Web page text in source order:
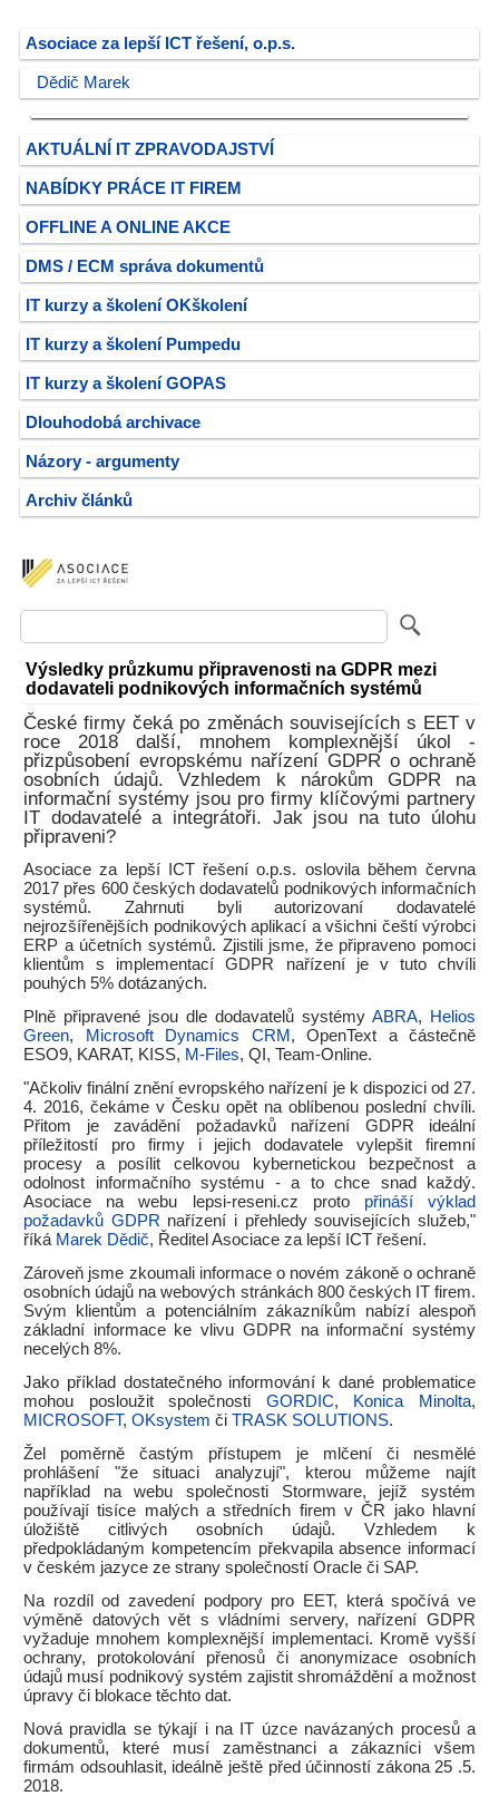
Asociace za lepší ICT řešení, o.p.s.
Dědič Marek
AKTUÁLNÍ IT ZPRAVODAJSTVÍ
NABÍDKY PRÁCE IT FIREM
OFFLINE A ONLINE AKCE
DMS / ECM správa dokumentů
IT kurzy a školení OKškolení
IT kurzy a školení Pumpedu
IT kurzy a školení GOPAS
Dlouhodobá archivace
Názory - argumenty
Archiv článků
Výsledky průzkumu připravenosti na GDPR mezi
dodavateli podnikových informačních systémů
České firmy čeká po změnách souvisejících s EET v
roce 2018 další, mnohem komplexnější úkol -
přizpůsobení evropskému nařízení GDPR o ochraně
osobních údajů. Vzhledem k nárokům GDPR na
informační systémy jsou pro firmy klíčovými partnery
IT dodavatelé a integrátoři. Jak jsou na tuto úlohu
připraveni?
Asociace za lepší ICT řešení o.p.s. oslovila během června
2017 přes 600 českých dodavatelů podnikových informačních
systémů. Zahrnuti byli autorizovaní dodavatelé
nejrozšířenějších podnikových aplikací a všichni čeští výrobci
ERP a účetních systémů. Zjistili jsme, že připraveno pomoci
klientům s implementací GDPR nařízení je v tuto chvíli
pouhých 5% dotázaných.
Plně připravené jsou dle dodavatelů systémy ABRA,
Helios
Green, Microsoft Dynamics CRM , OpenText a částečně
ESO9, KARAT, KISS, M-Files, QI, Team-Online.
"Ačkoliv finální znění evropského nařízení je k dispozici od 27.
4. 2016, čekáme v Česku opět na oblíbenou poslední chvíli.
Přitom je zavádění požadavků nařízení GDPR ideální
příležitostí pro firmy i jejich dodavatele vylepšit firemní
procesy a posílit celkovou kybernetickou bezpečnost a
odolnost informačního systému - a to chce snad každý.
Asociace na webu lepsi-reseni.cz proto přináší výklad
požadavků GDPR nařízení i přehledy souvisejících služeb,"
říká Marek Dědič, Ředitel Asociace za lepší ICT řešení.
Zároveň jsme zkoumali informace o novém zákoně o ochraně
osobních údajů na webových stránkách 800 českých IT firem.
Svým klientům a potenciálním zákazníkům nabízí alespoň
základní informace ke vlivu GDPR na informační systémy
necelých 8%.
Jako příklad dostatečného informování k dané problematice
mohou posloužit společnosti GORDIC, Konica Minolta,
MICROSOFT, OKsystem či TRASK SOLUTIONS.
Žel poměrně častým přístupem je mlčení či nesmělé
prohlášení "že situaci analyzují", kterou můžeme najít
například na webu společnosti Stormware, jejíž systém
používají tisíce malých a středních firem v ČR jako hlavní
úložiště citlivých osobních údajů. Vzhledem k
předpokládaným kompetencím překvapila absence informací
v českém jazyce ze strany společností Oracle či SAP.
Na rozdíl od zavedení podpory pro EET, která spočívá ve
výměně datových vět s vládními servery, nařízení GDPR
vyžaduje mnohem komplexnější implementaci. Kromě vyšší
ochrany, protokolování přenosů či anonymizace osobních
údajů musí podnikový systém zajistit shromáždění a možnost
úpravy či blokace těchto dat.
Nová pravidla se týkají i na IT úzce navázaných procesů a
dokumentů, které musí zaměstnanci a zákazníci všem
firmám odsouhlasit, ideálně ještě před účinností zákona 25 .5.
2018.